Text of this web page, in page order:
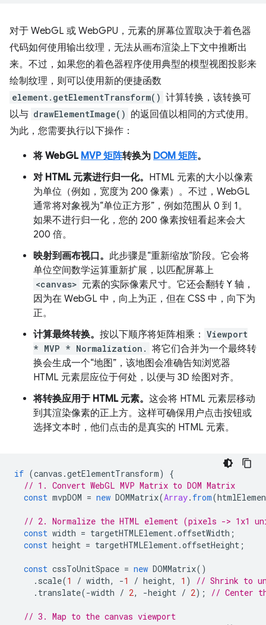
对于 WebGL 或 WebGPU，元素的屏幕位置取决于着色器
代码如何使用输出纹理，无法从画布渲染上下文中推断出
来。不过，如果您的着色器程序使用典型的模型视图投影来
绘制纹理，则可以使用新的便捷函数
element.getElementTransform() 计算转换，该转换可
以与 drawElementImage() 的返回值以相同的方式使用。
为此，您需要执行以下操作：
将 WebGL MVP 矩阵转换为 DOM 矩阵。
对 HTML 元素进行归一化。 HTML 元素的大小以像素
为单位（例如，宽度为 200 像素）。不过，WebGL
通常将对象视为“单位正方形”，例如范围从 0 到 1。
如果不进行归一化，您的 200 像素按钮看起来会大
200 倍。
映射到画布视口。 此步骤是“重新缩放”阶段。它会将
单位空间数学运算重新扩展，以匹配屏幕上
<canvas> 元素的实际像素尺寸。它还会翻转 Y 轴，
因为在 WebGL 中，向上为正，但在 CSS 中，向下为
正。
计算最终转换。 按以下顺序将矩阵相乘： Viewport
* MVP * Normalization. 将它们合并为一个最终转
换会生成一个“地图”，该地图会准确告知浏览器
HTML 元素层应位于何处，以便与 3D 绘图对齐。
将转换应用于 HTML 元素。 这会将 HTML 元素层移动
到其渲染像素的正上方。这样可确保用户点击按钮或
选择文本时，他们点击的是真实的 HTML 元素。
if (canvas .getElementTransform)
{
// 1. Convert WebGL MVP Matrix to DOM Matrix
const mvpDOM = new DOMMatrix(Array. from(
// 2. Normalize the HTML element (pixels -> 1x1
const width = targetHTMLElement.offsetWidth ;
const height = targetHTMLElement.offsetHeight ;
const cssToUnitSpace = new DOMMatrix()
. scale(1 / width, -1 / height, 1 )
// Shrink to
. translate(-width / 2, -height / 2); // Center
// 3. Map to the canvas viewport